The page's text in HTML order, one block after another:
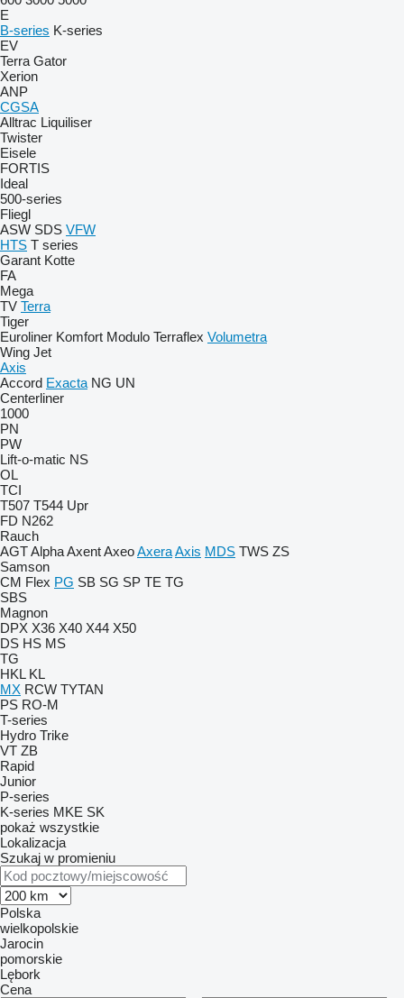
E
B-series K-series
EV
Terra Gator
Xerion
ANP
CGSA
Alltrac Liquiliser
Twister
Eisele
FORTIS
Ideal
500-series
Fliegl
ASW SDS VFW
HTS T series
Garant Kotte
FA
Mega
TV Terra
Tiger
Euroliner Komfort Modulo Terraflex Volumetra
Wing Jet
Axis
Accord Exacta NG UN
Centerliner
1000
PN
PW
Lift-o-matic NS
OL
TCI
T507 T544 Upr
FD N262
Rauch
AGTAlphaAxentAxeoAxeraAxis MDS TWS ZS
Samson
CM Flex PG SB SG SP TE TG
SBS
Magnon
DPX X36 X40 X44 X50
DS HS MS
TG
HKL KL
MX RCW TYTAN
PS RO-M
T-series
Hydro Trike
VT ZB
Rapid
Junior
P-series
K-series MKE SK
pokaż wszystkie
Lokalizacja
Szukaj w promieniu
Polska
wielkopolskie
Jarocin
pomorskie
Lębork
Cena